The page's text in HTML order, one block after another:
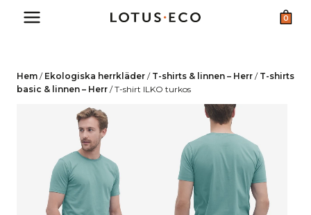
0
Hem / Ekologiska herrkläder / T-shirts & linnen – Herr / T-shirts
basic & linnen – Herr /T-shirt ILKO turkos